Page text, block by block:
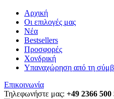
Αρχική
Οι επιλογές μας
Νέα
Bestsellers
Προσφορές
Χονδρική
Υπαναχώρηση από τη
Επικοινωνία
Τηλεφωνήστε μας: +49 2366 500